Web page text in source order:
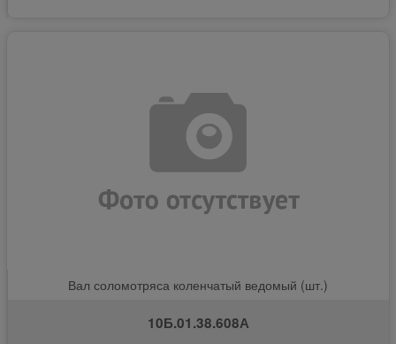
Вал соломотряса коленчатый ведомый (шт.)
10Б.01.38.608А